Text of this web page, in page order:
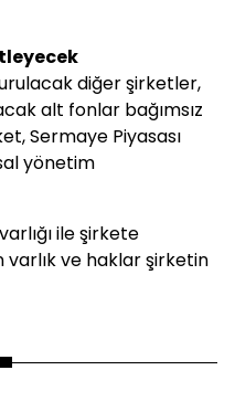
diğer şirketler,
alt fonlar bağımsız
Sermaye Piyasası
yönetim
ile şirkete
ve haklar şirketin